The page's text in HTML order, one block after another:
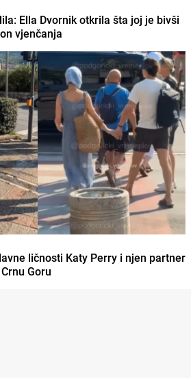
Ella Dvornik otkrila šta joj je bivši
vjenčanja
ličnosti Katy Perry i njen partner
Goru